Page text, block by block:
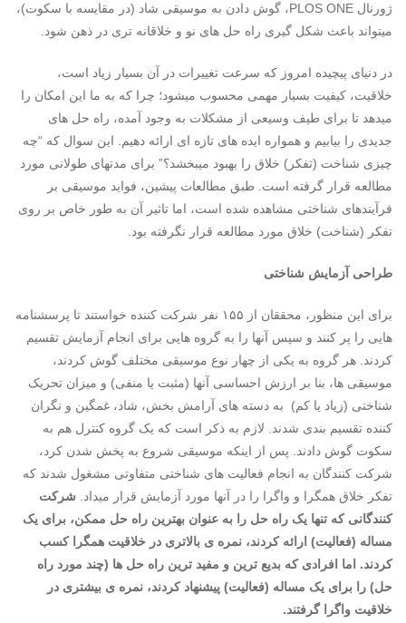
ژورنال PLOS ONE، گوش دادن به موسیقی شاد (در مقایسه با سکوت)،
میتواند باعث شکل گیری راه حل های نو و خلاقانه تری در ذهن شود.
در دنیای پیچیده امروز که سرعت تغییرات در آن بسیار زیاد است،
خلاقیت، کیفیت بسیار مهمی محسوب میشود؛ چرا که به ما این امکان را
میدهد تا برای طیف وسیعی از مشکلات به وجود آمده، راه حل های
جدیدی را بیابیم و همواره ایده های تازه ای ارائه دهیم. این سوال که “چه
چیزی شناخت (تفکر) خلاق را بهبود میبخشد؟” برای مدتهای طولانی مورد
مطالعه قرار گرفته است. طبق مطالعات پیشین، فواید موسیقی بر
فرآیندهای شناختی مشاهده شده است، اما تاثیر آن به طور خاص بر روی
تفکر (شناخت) خلاق مورد مطالعه قرار نگرفته بود.
طراحی آزمایش شناختی
برای این منظور، محققان از ۱۵۵ نفر شرکت کننده خواستند تا پرسشنامه
هایی را پر کنند و سپس آنها را به گروه هایی برای انجام آزمایش تقسیم
کردند. هر گروه به یکی از چهار نوع موسیقی مختلف گوش کردند،
موسیقی ها، بنا بر ارزش احساسی آنها (مثبت یا منفی) و میزان تحریک
شناختی (زیاد یا کم) به دسته های آرامش بخش، شاد، غمگین و نگران
کننده تقسیم بندی شدند. لازم به ذکر است که یک گروه کنترل هم به
سکوت گوش دادند. پس از اینکه موسیقی شروع به پخش شدن کرد،
شرکت کنندگان به انجام فعالیت های شناختی متفاوتی مشغول شدند که
تفکر خلاق همگرا و واگرا را در آنها مورد آزمایش قرار میداد. شرکت
کنندگانی که تنها یک راه حل را به عنوان بهترین راه حل ممکن، برای یک
مساله (فعالیت) ارائه کردند، نمره ی بالاتری در خلاقیت همگرا کسب
کردند. اما افرادی که بدیع ترین و مفید ترین راه حل ها (چند مورد راه
حل) را برای یک مساله (فعالیت) پیشنهاد کردند، نمره ی بیشتری در
خلاقیت واگرا گرفتند.